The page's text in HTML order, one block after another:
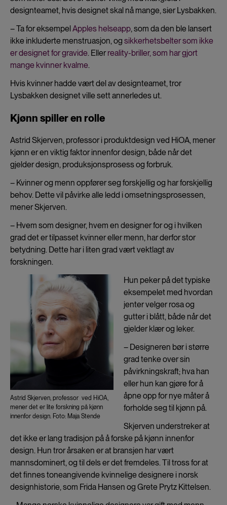
designteamet, hvis designet skal nå mange, sier Lysbakken.
– Ta for eksempelApples helseapp, som da den ble lansert
ikke inkluderte menstruasjon, og sikkerhetsbelter som ikke
er designet for gravide. Ellerreality-briller, som har gjort
mange kvinner kvalme.
Hvis kvinner hadde vært del av designteamet, tror
Lysbakken designet ville sett annerledes ut.
Kjønn spiller en rolle
Astrid Skjerven, professor i produktdesign ved HiOA, mener
kjønn er en viktig faktor innenfor design, både når det
gjelder design, produksjonsprosess og forbruk.
– Kvinner og menn oppfører seg forskjellig og har forskjellig
behov. Dette vil påvirke alle ledd i omsetningsprosessen,
mener Skjerven.
– Hvem som designer, hvem en designer for og i hvilken
grad det er tilpasset kvinner eller menn, har derfor stor
betydning. Dette har i liten grad vært vektlagt av
forskningen.
Astrid Skjerven, professor ved HiOA,
mener det er lite forskning på kjønn
innenfor design. Foto: Maja Stende
Hun peker på det typiske
eksempelet med hvordan
jenter velger rosa og
gutter i blått, både når det
gjelder klær og leker.
– Designeren bør i større
grad tenke over sin
påvirkningskraft; hva han
eller hun kan gjøre for å
åpne opp for nye måter å
forholde seg til kjønn på.
Skjerven understreker at
det ikke er lang tradisjon på å forske på kjønn innenfor
design. Hun tror årsaken er at bransjen har vært
mannsdominert, og til dels er det fremdeles. Til tross for at
det finnes toneangivende kvinnelige designere i norsk
designhistorie, som Frida Hansen og Grete Prytz Kittelsen.